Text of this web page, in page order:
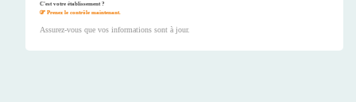
C'est votre établissement ?
Prenez le contrôle maintenant.
Assurez-vous que vos informations sont à jour.